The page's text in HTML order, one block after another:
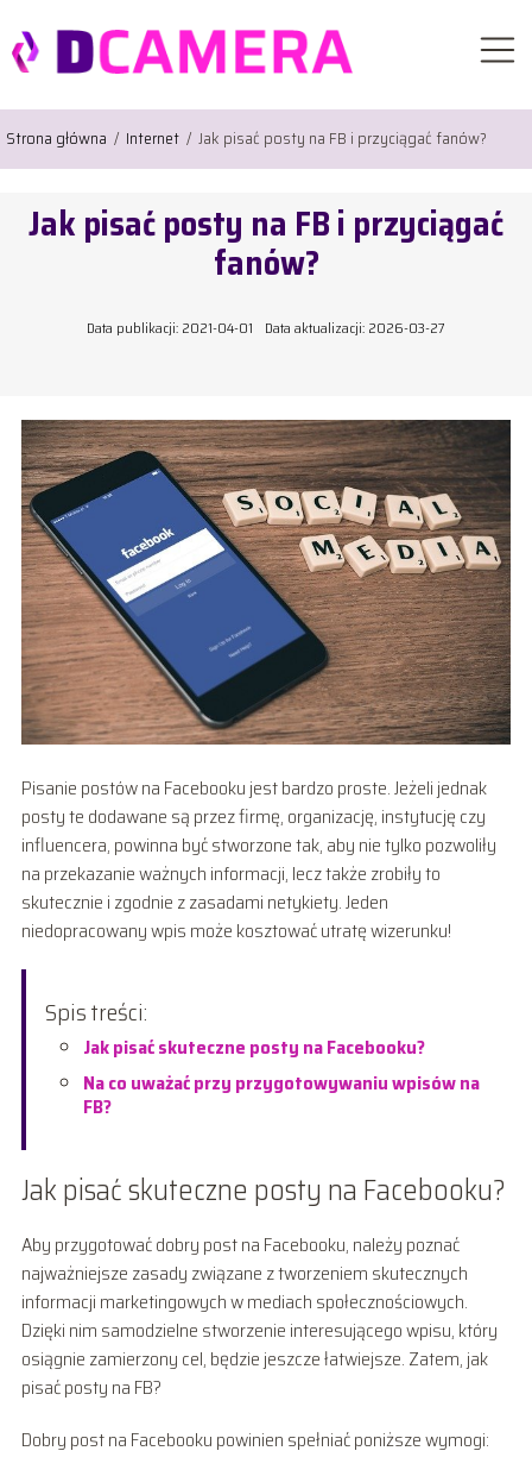
Strona główna / Internet / Jak pisać posty na FB i przyciągać fanów?
Jak pisać posty na FB i przyciągać
fanów?
Data publikacji: 2021-04-01 Data aktualizacji: 2026-03-27
Pisanie postów na Facebooku jest bardzo proste. Jeżeli jednak
posty te dodawane są przez firmę, organizację, instytucję czy
influencera, powinna być stworzone tak, aby nie tylko pozwoliły
na przekazanie ważnych informacji, lecz także zrobiły to
skutecznie i zgodnie z zasadami netykiety. Jeden
niedopracowany wpis może kosztować utratę wizerunku!
Spis treści:
Jak pisać skuteczne posty na Facebooku?
Na co uważać przy przygotowywaniu wpisów na
FB?
Jak pisać skuteczne posty na Facebooku?
Aby przygotować dobry post na Facebooku, należy poznać
najważniejsze zasady związane z tworzeniem skutecznych
informacji marketingowych w mediach społecznościowych.
Dzięki nim samodzielne stworzenie interesującego wpisu, który
osiągnie zamierzony cel, będzie jeszcze łatwiejsze. Zatem, jak
pisać posty na FB?
Dobry post na Facebooku powinien spełniać poniższe wymogi: